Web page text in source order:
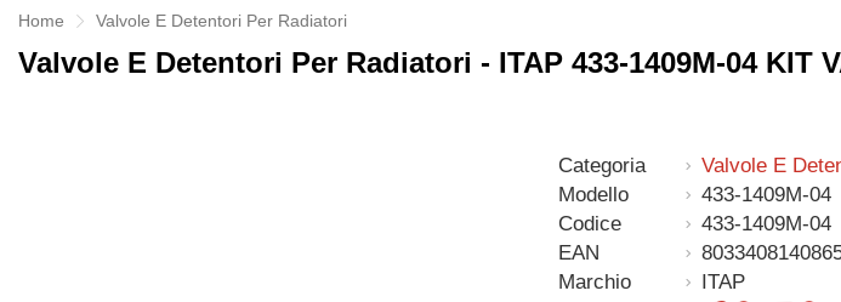
Home Valvole E Detentori Per Radiatori
Valvole E Detentori Per Radiatori - ITAP 433-1409M-04 KIT
Categoria
Valvole E
Modello
433-1409M-04
Codice
433-1409M-04
EAN
Marchio
ITAP